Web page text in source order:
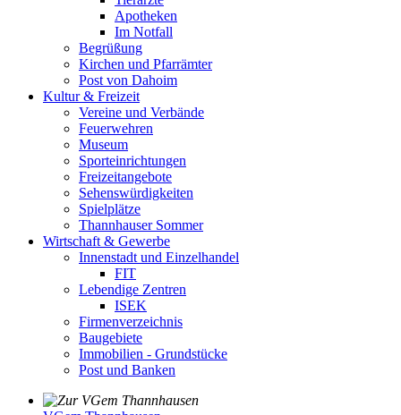
Apotheken
Im Notfall
Begrüßung
Kirchen und Pfarrämter
Post von Dahoim
Kultur & Freizeit
Vereine und Verbände
Feuerwehren
Museum
Sporteinrichtungen
Freizeitangebote
Sehenswürdigkeiten
Spielplätze
Thannhauser Sommer
Wirtschaft & Gewerbe
Innenstadt und Einzelhandel
FIT
Lebendige Zentren
ISEK
Firmenverzeichnis
Baugebiete
Immobilien - Grundstücke
Post und Banken